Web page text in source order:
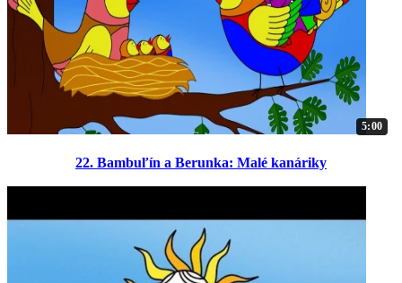
5:00
22. Bambuľín a Berunka: Malé kanáriky